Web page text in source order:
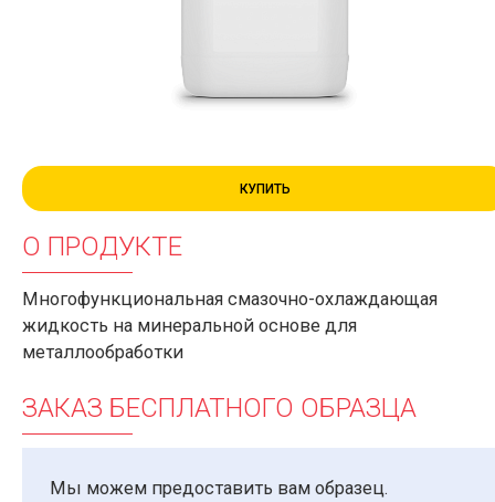
КУПИТЬ
О ПРОДУКТЕ
Многофункциональная cмазочно-охлаждающая
жидкость на минеральной основе для
металлообработки
ЗАКАЗ БЕСПЛАТНОГО ОБРАЗЦА
Мы можем предоставить вам образец.